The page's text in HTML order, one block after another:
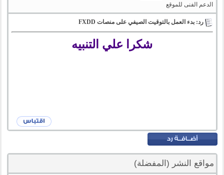
الدعم الفنى للموقع
رد: بدء العمل بالتوقيت الصيفي على منصات FXDD
شكرا علي التنبيه
مواقع النشر (المفضلة)